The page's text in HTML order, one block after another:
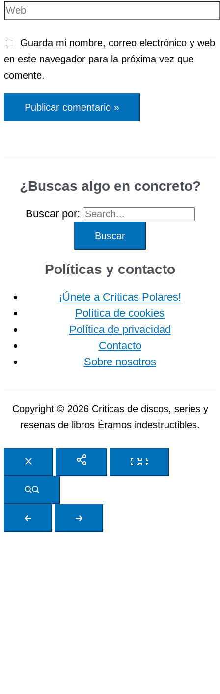
Guarda mi nombre, correo electrónico y web
en este navegador para la próxima vez que
comente.
¿Buscas algo en concreto?
Buscar por:
Políticas y contacto
¡Únete a Críticas Polares!
Política de cookies
Política de privacidad
Contacto
Sobre nosotros
Copyright © 2026 Criticas de discos, series y
resenas de libros Éramos indestructibles.